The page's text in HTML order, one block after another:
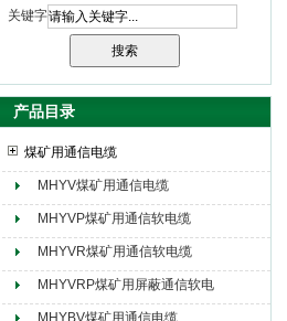
天津市电缆总厂橡塑电缆厂（天缆小猫集团）
关键字
产品目录
煤矿用通信电缆
MHYV煤矿用通信电缆
MHYVP煤矿用通信软电缆
MHYVR煤矿用通信软电缆
MHYVRP煤矿用屏蔽通信软电
缆
MHYBV煤矿用通信电缆